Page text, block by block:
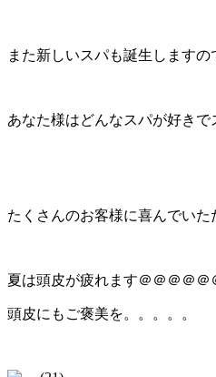
また新しいスパも誕生しますの
あなた様はどんなスパが好きで
たくさんのお客様に喜んでいた
夏は頭皮が疲れます＠＠＠＠＠
頭皮にもご褒美を。。。。。